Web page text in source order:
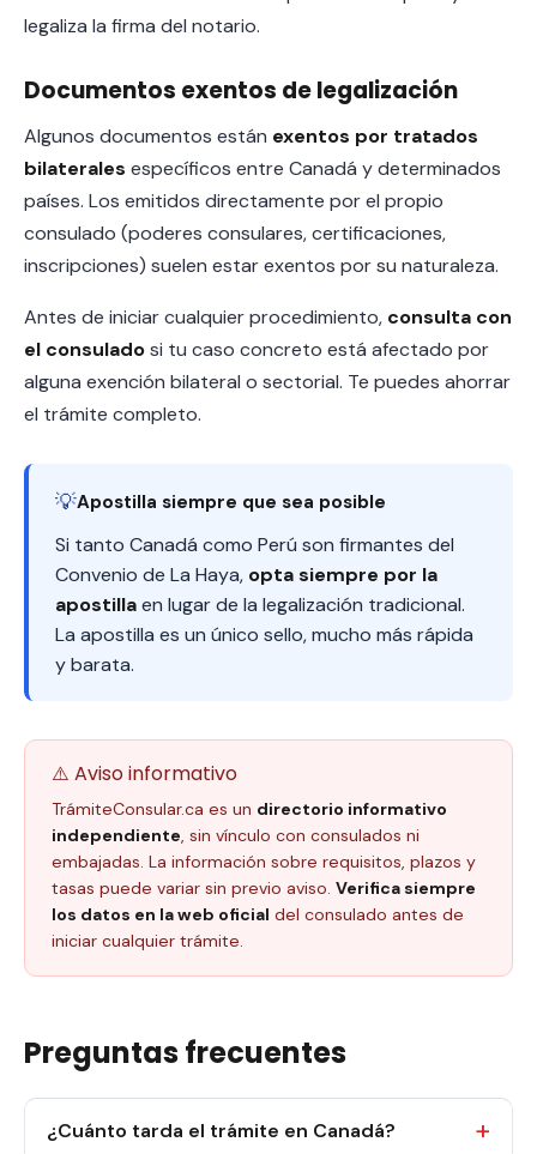
legaliza la firma del notario.
Documentos exentos de legalización
Algunos documentos están exentos por tratados
bilaterales específicos entre Canadá y determinados
países. Los emitidos directamente por el propio
consulado (poderes consulares, certificaciones,
inscripciones) suelen estar exentos por su naturaleza.
Antes de iniciar cualquier procedimiento, consulta con
el consuladosi tu caso concreto está afectado por
alguna exención bilateral o sectorial. Te puedes ahorrar
el trámite completo.
💡Apostilla siempre que sea posible
Si tanto Canadá como Perú son firmantes del
Convenio de La Haya, opta siempre por la
apostillaen lugar de la legalización tradicional.
La apostilla es un único sello, mucho más rápida
y barata.
⚠️ Aviso informativo
TrámiteConsular.ca es un directorio informativo
independiente, sin vínculo con consulados ni
embajadas. La información sobre requisitos, plazos y
tasas puede variar sin previo aviso. Verifica siempre
los datos en la web oficial del consulado antes de
iniciar cualquier trámite.
Preguntas frecuentes
¿Cuánto tarda el trámite en Canadá?